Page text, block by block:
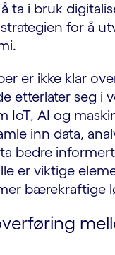
ta i bruk
for å
er ikke klar
etterlater seg i
IoT, AI og
inn data,
bedre
er viktige
bærekraftige